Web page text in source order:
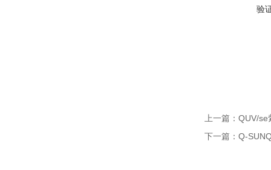
验
上一篇： QUV/se
下一篇： Q-